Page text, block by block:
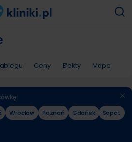
Ceny Efekty Mapa
Wrocław Poznań Gdańsk
Sopot